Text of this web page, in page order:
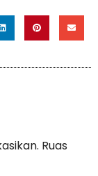
Ruas